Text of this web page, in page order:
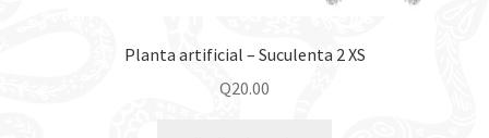
Planta artificial – Suculenta 2 XS
Q20.00